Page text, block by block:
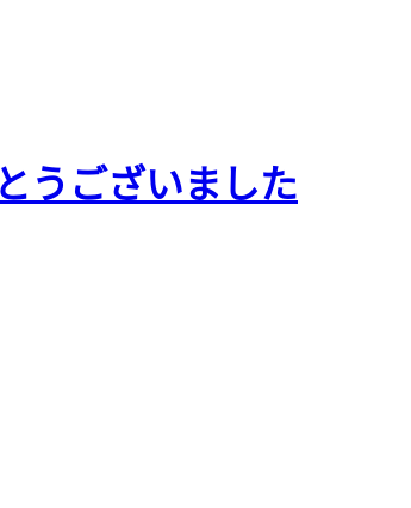
うございました